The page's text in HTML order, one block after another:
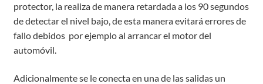
protector, la realiza de manera retardada a los 90 segundos
de detectar el nivel bajo, de esta manera evitará errores de
fallo debidos por ejemplo al arrancar el motor del
automóvil.
Adicionalmente se le conecta en una de las salidas un